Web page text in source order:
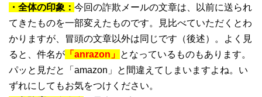
・全体の印象： 今回の詐欺メールの文章は、以前に送られ
てきたものを一部変えたものです。見比べていただくとわ
かりますが、冒頭の文章以外は同じです（後述）。よく見
ると、件名が 「anrazon」 となっているものもあります。
パッと見だと「amazon」と間違えてしまいますよね。い
ずれにしてもお気をつけください。